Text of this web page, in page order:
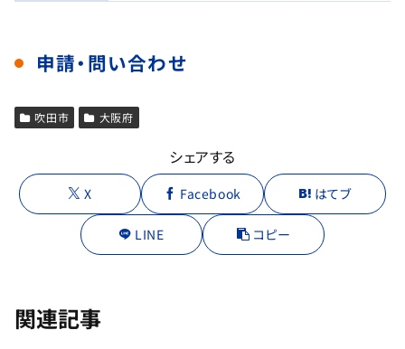
申請・問い合わせ
吹田市 大阪府
シェアする
X Facebook はてブ
LINE コピー
関連記事